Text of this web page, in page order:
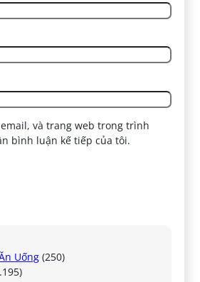
và trang web trong trình
bình luận kế tiếp của tôi.
Uống (250)